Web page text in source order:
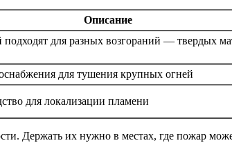
Описание
для разных возгораний — твердых
для тушения крупных огней
для локализации пламени
Держать их нужно в местах, где пожар